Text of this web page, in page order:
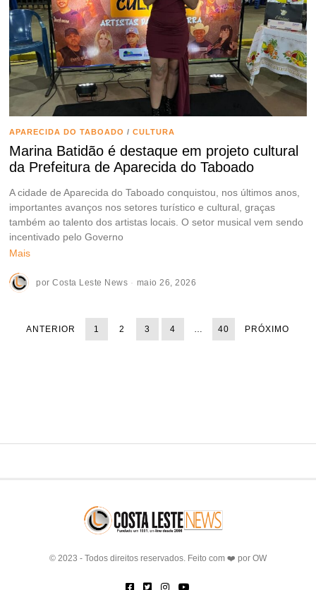
APARECIDA DO TABOADO / CULTURA
Marina Batidão é destaque em projeto cultural
da Prefeitura de Aparecida do Taboado
A cidade de Aparecida do Taboado conquistou, nos últimos anos,
importantes avanços nos setores turístico e cultural, graças
também ao talento dos artistas locais. O setor musical vem sendo
incentivado pelo Governo
Mais
porCosta Leste News maio 26, 2026
ANTERIOR 1 2 3 4 … 40 PRÓXIMO
© 2023 - Todos direitos reservados. Feito com ❤️ por OW